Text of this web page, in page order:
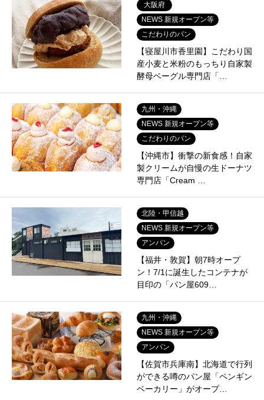
大阪府
NEWS 新規オープン等
こだわりのパン
【寝屋川市香里園】こだわり国
産小麦と米粉のもっちり自家製
酵母ベーグル専門店「…
九州・沖縄
NEWS 新規オープン等
こだわりのパン
【沖縄市】衝撃の新食感！自家
製クリームが自慢の生ドーナツ
専門店「Cream …
北陸・甲信越
NEWS 新規オープン等
アンパン
【福井・敦賀】朝7時オープ
ン！7/1に誕生したコンテナが
目印の「パン屋609…
九州・沖縄
NEWS 新規オープン等
アンパン
【佐賀市兵庫南】北海道で行列
ができる噂のパン屋「ペンギン
ベーカリー」がオープ…